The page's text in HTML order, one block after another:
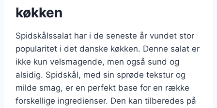
køkken
Spidskålssalat har i de seneste år vundet stor
popularitet i det danske køkken. Denne salat er
ikke kun velsmagende, men også sund og
alsidig. Spidskål, med sin sprøde tekstur og
milde smag, er en perfekt base for en række
forskellige ingredienser. Den kan tilberedes på